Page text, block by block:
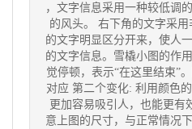
，文字信息采用一种较低调
的风头。 右下角的文字采
的文字明显区分开来，使人
的文字信息。雪橇小图的作
觉停顿，表示“在这里结束”
对应 第二个变化: 利用颜色
更加容易吸引人，也能更有
意上图的尺寸，与正常情况